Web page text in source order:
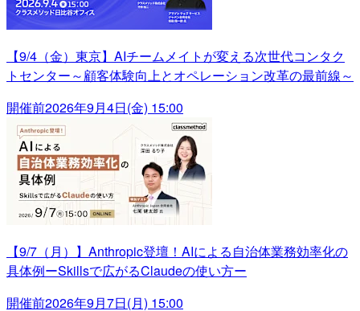
【9/4（金）東京】AIチームメイトが変える次世代コンタク
トセンター～顧客体験向上とオペレーション改革の最前線～
開催前2026年9月4日(金) 15:00
【9/7（月）】Anthropic登壇！AIによる自治体業務効率化の
具体例ーSkillsで広がるClaudeの使い方ー
開催前2026年9月7日(月) 15:00